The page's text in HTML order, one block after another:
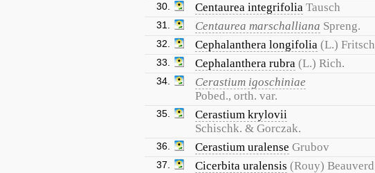
30.
Centaurea integrifolia Tausch
31.
Centaurea marschalliana Spreng.
32.
Cephalanthera longifolia (L.) Fritsch
33.
Cephalanthera rubra (L.) Rich.
34.
Cerastium igoschiniae
Pobed., orth. var.
35.
Cerastium krylovii
Schischk. & Gorczak.
36. Cerastium uralense Grubov
37.
Cicerbita uralensis (Rouy) Beauverd